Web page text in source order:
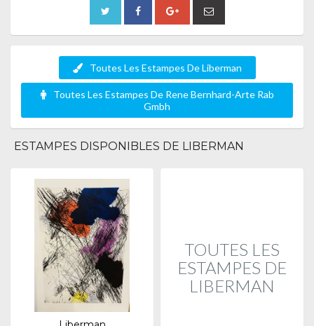
Toutes Les Estampes De Liberman
Toutes Les Estampes De Rene Bernhard-Arte Rab
Gmbh
ESTAMPES DISPONIBLES DE LIBERMAN
TOUTES LES
ESTAMPES DE
LIBERMAN